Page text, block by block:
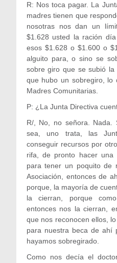
R: Nos toca pagar. La
madres tienen que
nosotras nos dan un
$1.628 usted la ración
esos $1.628 o $1.600 o
alguito para, o sino se
sobre giro que se subió la
que hubo un sobregiro, lo
Madres Comunitarias.
P: ¿La Junta Directiva
R/, No, no señora. Nada.
sea, uno trata, las
conseguir recursos por
rifa, de pronto hacer
para tener un poquito de
Asociación, entonces de
porque, la mayoría de
la cierran, porque
entonces nos la cierran,
que nos reconocen ellos,
para nuestra beca de ahí
hayamos sobregirado.
Como nos decía el